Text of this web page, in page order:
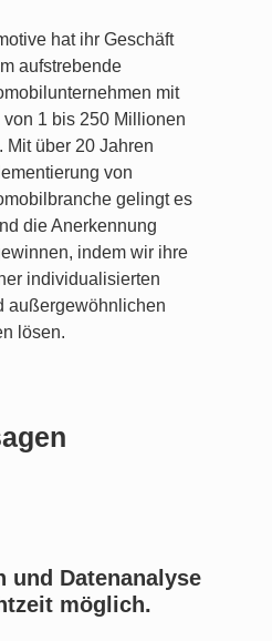
hat ihr Geschäft
aufstrebende
mit
1 bis 250 Millionen
Mit über 20 Jahren
von
gelingt es
die Anerkennung
indem wir ihre
individualisierten
außergewöhnlichen
lösen.
und Datenanalyse
möglich.